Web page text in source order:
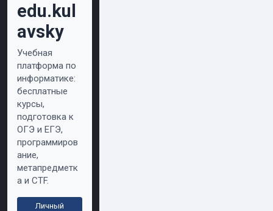
edu.kul
avsky
Учебная
платформа по
информатике:
бесплатные
курсы,
подготовка к
ОГЭ и ЕГЭ,
программиров
ание,
метапредметк
а и CTF.
Личный